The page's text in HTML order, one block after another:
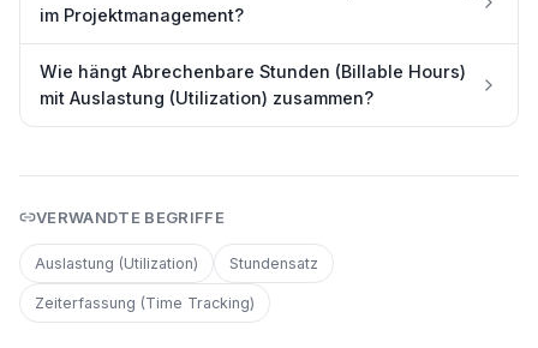
im Projektmanagement?
Wie hängt Abrechenbare Stunden (Billable Hours)
mit Auslastung (Utilization) zusammen?
VERWANDTE BEGRIFFE
Auslastung (Utilization) Stundensatz
Zeiterfassung (Time Tracking)